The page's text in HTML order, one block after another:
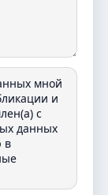
мной
и
с
данных
в